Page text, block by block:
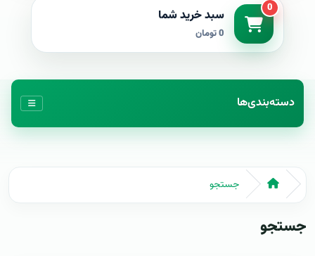
0 سبد خرید شما
0 تومان
دسته‌بندی‌ها
جستجو
جستجو